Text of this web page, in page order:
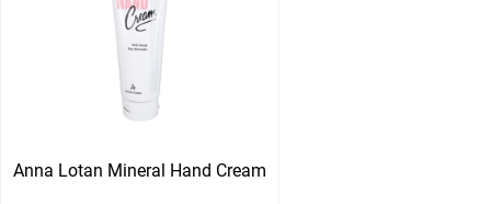
Anna Lotan Mineral Hand Cream